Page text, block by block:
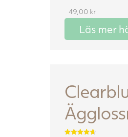
49,00 kr
Läs mer